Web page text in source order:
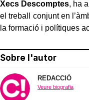
Xecs Descomptes, ha
el treball conjunt en
la formació i polítiques
Sobre l'autor
REDACCIÓ
Veure biografia